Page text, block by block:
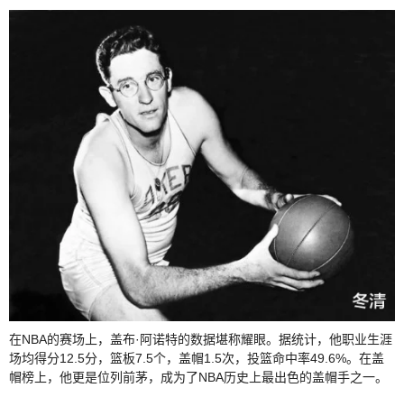
在NBA的赛场上，盖布·阿诺特的数据堪称耀眼。据统计，他职业生涯
场均得分12.5分，篮板7.5个，盖帽1.5次，投篮命中率49.6%。在盖
帽榜上，他更是位列前茅，成为了NBA历史上最出色的盖帽手之一。